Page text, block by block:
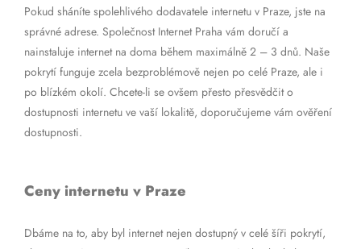
Pokud sháníte spolehlivého dodavatele internetu v Praze, jste na
správné adrese. Společnost Internet Praha vám doručí a
nainstaluje internet na doma během maximálně 2 – 3 dnů. Naše
pokrytí funguje zcela bezproblémově nejen po celé Praze, ale i
po blízkém okolí. Chcete-li se ovšem přesto přesvědčit o
dostupnosti internetu ve vaší lokalitě, doporučujeme vám ověření
dostupnosti.
Ceny internetu v Praze
Dbáme na to, aby byl internet nejen dostupný v celé šíři pokrytí,